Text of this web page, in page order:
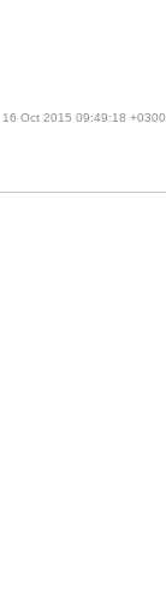
16 Oct 2015 09:49:18 +0300